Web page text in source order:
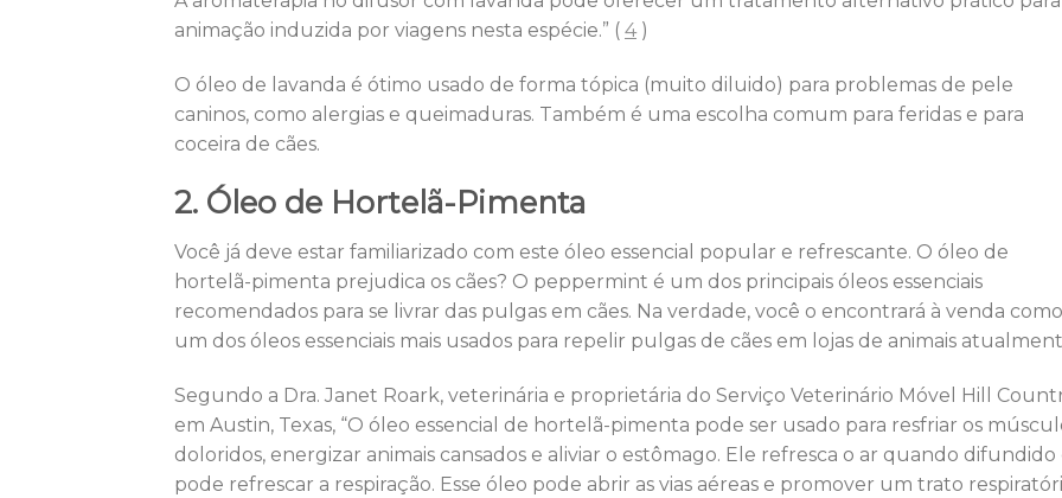
animação induzida por viagens nesta espécie.” ( 4 )
O óleo de lavanda é ótimo usado de forma tópica (muito diluido) para problemas de pele
caninos, como alergias e queimaduras. Também é uma escolha comum para feridas e para
coceira de cães.
2. Óleo de Hortelã-Pimenta
Você já deve estar familiarizado com este óleo essencial popular e refrescante. O óleo de
hortelã-pimenta prejudica os cães? O peppermint é um dos principais óleos essenciais
recomendados para se livrar das pulgas em cães. Na verdade, você o encontrará à venda como
um dos óleos essenciais mais usados ​​para repelir pulgas de cães em lojas de animais
Segundo a Dra. Janet Roark, veterinária e proprietária do Serviço Veterinário Móvel Hill
em Austin, Texas, “O óleo essencial de hortelã-pimenta pode ser usado para resfriar os
doloridos, energizar animais cansados ​​e aliviar o estômago. Ele refresca o ar quando difundido
pode refrescar a respiração. Esse óleo pode abrir as vias aéreas e promover um trato